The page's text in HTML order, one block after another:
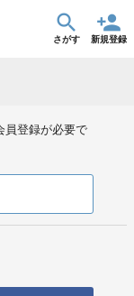
さがす 新規登録
員登録が必要で